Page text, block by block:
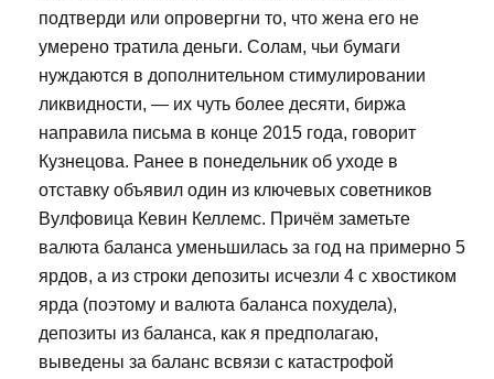
подтверди или опровергни то, что жена его не
умерено тратила деньги. Солам, чьи бумаги
нуждаются в дополнительном стимулировании
ликвидности, — их чуть более десяти, биржа
направила письма в конце 2015 года, говорит
Кузнецова. Ранее в понедельник об уходе в
отставку объявил один из ключевых советников
Вулфовица Кевин Келлемс. Причём заметьте
валюта баланса уменьшилась за год на примерно 5
ярдов, а из строки депозиты исчезли 4 с хвостиком
ярда (поэтому и валюта баланса похудела),
депозиты из баланса, как я предполагаю,
выведены за баланс всвязи с катастрофой